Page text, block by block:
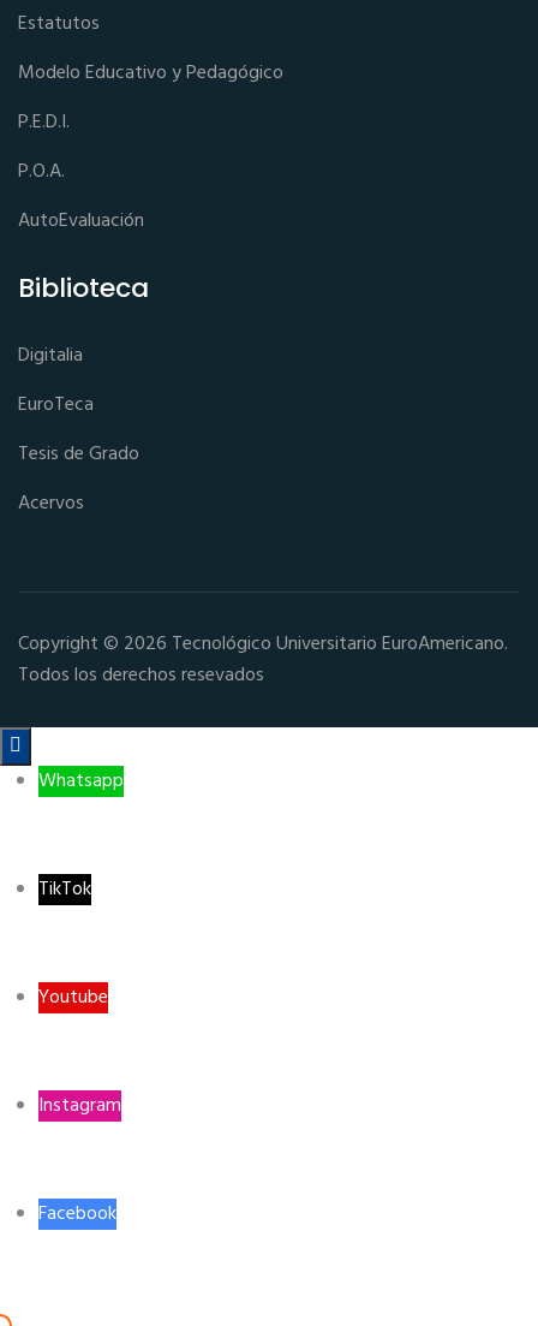
Estatutos
Modelo Educativo y Pedagógico
P.E.D.I.
P.O.A.
AutoEvaluación
Biblioteca
Digitalia
EuroTeca
Tesis de Grado
Acervos
Copyright © 2026 Tecnológico Universitario EuroAmericano.
Todos los derechos resevados

Whatsapp
TikTok
Youtube
Instagram
Facebook